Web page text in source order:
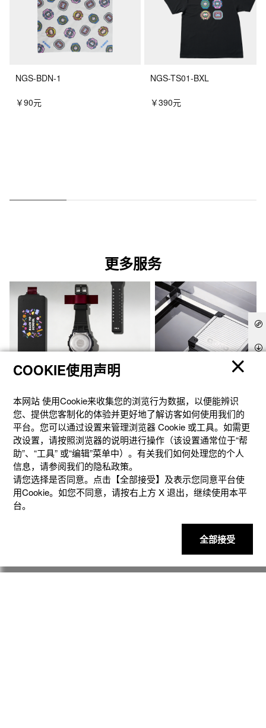
NGS-BDN-1
￥90元
NGS-TS01-BXL
￥390元
更多服务
官方商城个性定制 礼想之选
COOKIE使用声明
本网站 使⽤Cookie来收集您的浏览⾏为数据，以便能辨识
您、提供您客制化的体验并更好地了解访客如何使⽤我们的
平台。您可以通过设置来管理浏览器 Cookie 或⼯具。如需更
改设置，请按照浏览器的说明进⾏操作（该设置通常位于“帮
助”、“⼯具” 或“编辑”菜单中）。有关我们如何处理您的个⼈
信息，请参阅我们的隐私政策。
请您选择是否同意。点击【全部接受】及表示您同意平台使
用Cookie。如您不同意，请按右上⽅ X 退出，继续使⽤本平
台。
全部接受